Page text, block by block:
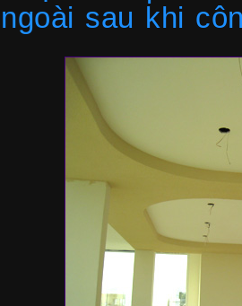
ngoài sau khi